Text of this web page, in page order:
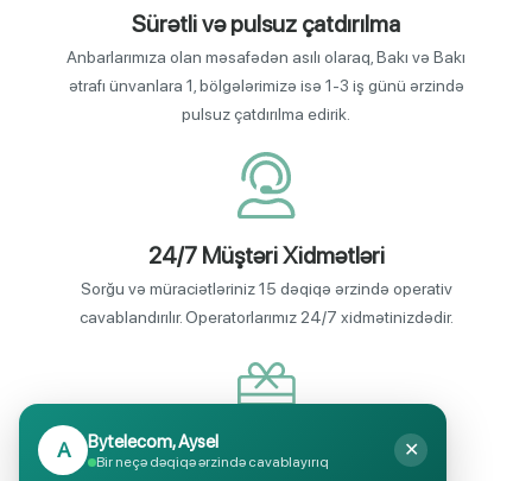
Sürətli və pulsuz çatdırılma
Anbarlarımıza olan məsafədən asılı olaraq, Bakı və Bakı
ətrafı ünvanlara 1, bölgələrimizə isə 1-3 iş günü ərzində
pulsuz çatdırılma edirik.
24/7 Müştəri Xidmətləri
Sorğu və müraciətləriniz 15 dəqiqə ərzində operativ
cavablandırılır. Operatorlarımız 24/7 xidmətinizdədir.
Endirimli məhsul seçimi
A Bytelecom, Aysel
Bir neçə dəqiqə ərzində cavablayırıq
✕